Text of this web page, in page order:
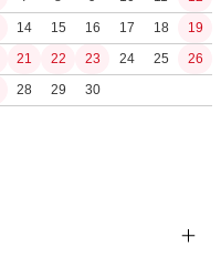
14 15 16 17 18
19
21 22 23 24 25
26
28 29 30